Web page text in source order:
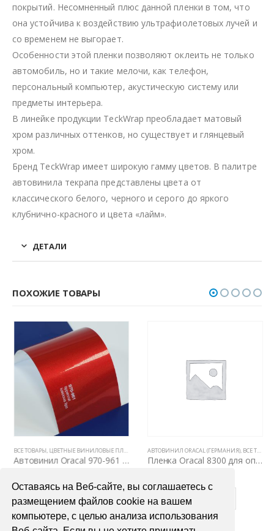
Оставаясь на Веб-сайте, вы соглашаетесь с
размещением файлов cookie на вашем
компьютере, с целью анализа использования
покрытий. Несомненный плюс данной пленки в том, что
она устойчива к воздействию ультрафиолетовых лучей и
со временем не выгорает.
Особенности этой пленки позволяют оклеить не только
автомобиль, но и такие мелочи, как телефон,
персональный компьютер, акустическую систему или
предметы интерьера.
В линейке продукции TeckWrap преобладает матовый
хром различных оттенков, но существует и глянцевый
хром.
Бренд TeckWrap имеет широкую гамму цветов. В палитре
автовинила текрапа представлены цвета от
классического белого, черного и серого до яркого
клубнично-красного и цвета «лайм».
ДЕТАЛИ
ПОХОЖИЕ ТОВАРЫ
,ВСЕ ТОВАРЫ,ЦВЕТНЫЕ ВИНИЛОВЫЕ ПЛЕНКИ
ВСЕ ТОВАРЫ, ЦВЕТНЫЕ ВИНИЛОВЫЕ ПЛЕНКИ АВТОВИНИЛ ORACAL (ГЕРМАНИЯ),GLOSS
Автовинил Oracal 970-961 luscious lips – красный, глянец
В КОРЗИНУ
АВТОВИНИЛ ORACAL (ГЕРМАНИЯ), ВСЕ ТОВАРЫ
Пленка Oracal 8300 для оптики автомобиля
В КОРЗИНУ